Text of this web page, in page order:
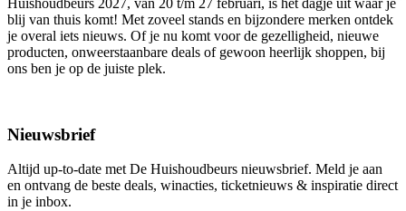
blij van thuis komt! Met zoveel stands en bijzondere merken ontdek
je overal iets nieuws. Of je nu komt voor de gezelligheid, nieuwe
producten, onweerstaanbare deals of gewoon heerlijk shoppen, bij
ons ben je op de juiste plek.
Nieuwsbrief
Altijd up-to-date met De Huishoudbeurs nieuwsbrief. Meld je aan
en ontvang de beste deals, winacties, ticketnieuws & inspiratie direct
in je inbox.